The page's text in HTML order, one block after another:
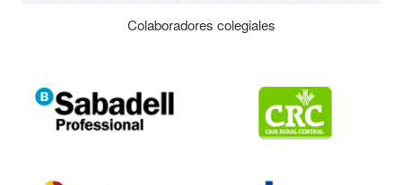
Colaboradores colegiales